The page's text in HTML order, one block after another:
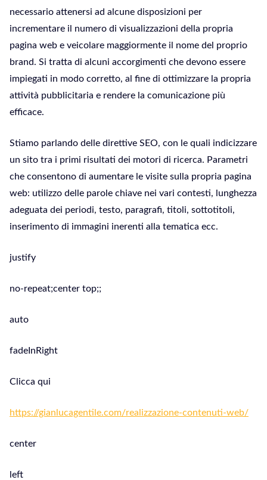
necessario attenersi ad alcune disposizioni per
incrementare il numero di visualizzazioni della propria
pagina web e veicolare maggiormente il nome del proprio
brand. Si tratta di alcuni accorgimenti che devono essere
impiegati in modo corretto, al fine di ottimizzare la propria
attività pubblicitaria e rendere la comunicazione più
efficace.
Stiamo parlando delle direttive SEO, con le quali indicizzare
un sito tra i primi risultati dei motori di ricerca. Parametri
che consentono di aumentare le visite sulla propria pagina
web: utilizzo delle parole chiave nei vari contesti, lunghezza
adeguata dei periodi, testo, paragrafi, titoli, sottotitoli,
inserimento di immagini inerenti alla tematica ecc.
justify
no-repeat;center top;;
auto
fadeInRight
Clicca qui
https://gianlucagentile.com/realizzazione-contenuti-web/
center
left